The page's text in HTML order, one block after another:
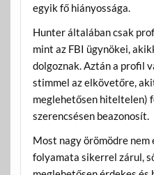
egyik fő hiányossága.
Hunter általában csak
mint az FBI ügynökei,
dolgoznak. Aztán a profil
stimmel az elkövetőre,
meglehetősen hiteltelen)
szerencsésen beazonosít.
Most nagy örömödre
folyamata sikerrel zárul,